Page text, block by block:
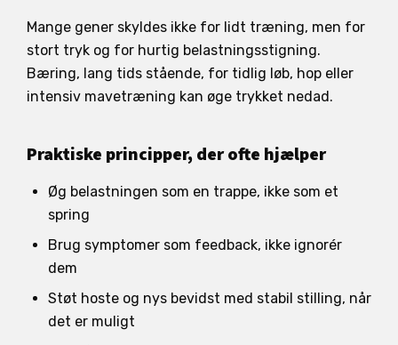
Mange gener skyldes ikke for lidt træning, men for
stort tryk og for hurtig belastningsstigning.
Bæring, lang tids stående, for tidlig løb, hop eller
intensiv mavetræning kan øge trykket nedad.
Praktiske principper, der ofte hjælper
Øg belastningen som en trappe, ikke som et
spring
Brug symptomer som feedback, ikke ignorér
dem
Støt hoste og nys bevidst med stabil stilling, når
det er muligt